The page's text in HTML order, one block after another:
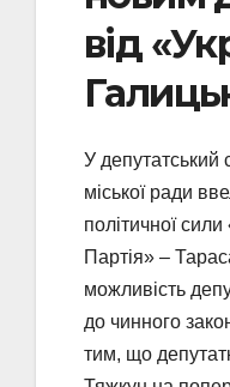
від
У депутатський
міської ради
політичної
Партія» –
можливість
до чинного
тим, що